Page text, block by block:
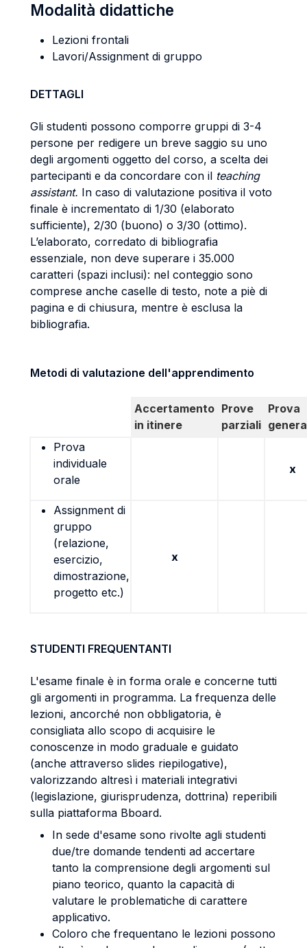
Modalità didattiche
Lezioni frontali
Lavori/Assignment di gruppo
DETTAGLI
Gli studenti possono comporre gruppi di 3-4
persone per redigere un breve saggio su uno
degli argomenti oggetto del corso, a scelta dei
partecipanti e da concordare con il teaching
assistant. In caso di valutazione positiva il voto
finale è incrementato di 1/30 (elaborato
sufficiente), 2/30 (buono) o 3/30 (ottimo).
L’elaborato, corredato di bibliografia
essenziale, non deve superare i 35.000
caratteri (spazi inclusi): nel conteggio sono
comprese anche caselle di testo, note a piè di
pagina e di chiusura, mentre è esclusa la
bibliografia.
Metodi di valutazione dell'apprendimento
Accertamento
in itinere
Prove
parziali
Prova
Prova
individuale
orale
x
Assignment di
gruppo
(relazione,
esercizio,
dimostrazione,
progetto etc.)
x
STUDENTI FREQUENTANTI
L'esame finale è in forma orale e concerne tutti
gli argomenti in programma. La frequenza delle
lezioni, ancorché non obbligatoria, è
consigliata allo scopo di acquisire le
conoscenze in modo graduale e guidato
(anche attraverso slides riepilogative),
valorizzando altresì i materiali integrativi
(legislazione, giurisprudenza, dottrina) reperibili
sulla piattaforma Bboard.
In sede d'esame sono rivolte agli studenti
due/tre domande tendenti ad accertare
tanto la comprensione degli argomenti sul
piano teorico, quanto la capacità di
valutare le problematiche di carattere
applicativo.
Coloro che frequentano le lezioni possono